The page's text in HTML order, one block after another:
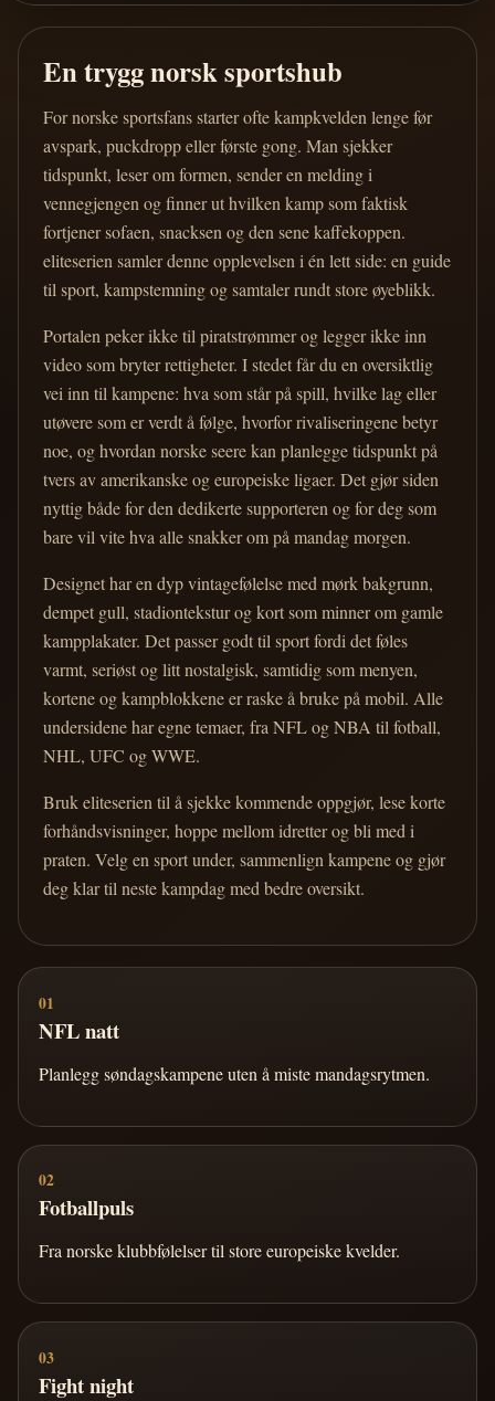
En trygg norsk sportshub
For norske sportsfans starter ofte kampkvelden lenge før
avspark, puckdropp eller første gong. Man sjekker
tidspunkt, leser om formen, sender en melding i
vennegjengen og finner ut hvilken kamp som faktisk
fortjener sofaen, snacksen og den sene kaffekoppen.
eliteserien samler denne opplevelsen i én lett side: en guide
til sport, kampstemning og samtaler rundt store øyeblikk.
Portalen peker ikke til piratstrømmer og legger ikke inn
video som bryter rettigheter. I stedet får du en oversiktlig
vei inn til kampene: hva som står på spill, hvilke lag eller
utøvere som er verdt å følge, hvorfor rivaliseringene betyr
noe, og hvordan norske seere kan planlegge tidspunkt på
tvers av amerikanske og europeiske ligaer. Det gjør siden
nyttig både for den dedikerte supporteren og for deg som
bare vil vite hva alle snakker om på mandag morgen.
Designet har en dyp vintagefølelse med mørk bakgrunn,
dempet gull, stadiontekstur og kort som minner om gamle
kampplakater. Det passer godt til sport fordi det føles
varmt, seriøst og litt nostalgisk, samtidig som menyen,
kortene og kampblokkene er raske å bruke på mobil. Alle
undersidene har egne temaer, fra NFL og NBA til fotball,
NHL, UFC og WWE.
Bruk eliteserien til å sjekke kommende oppgjør, lese korte
forhåndsvisninger, hoppe mellom idretter og bli med i
praten. Velg en sport under, sammenlign kampene og gjør
deg klar til neste kampdag med bedre oversikt.
01
NFL natt
Planlegg søndagskampene uten å miste mandagsrytmen.
02
Fotballpuls
Fra norske klubbfølelser til store europeiske kvelder.
03
Fight night